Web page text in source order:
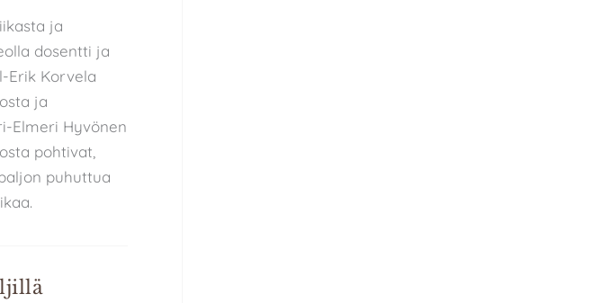
ja
dosentti ja
Erik Korvela
ja
Elmeri Hyvönen
pohtivat,
puhuttua